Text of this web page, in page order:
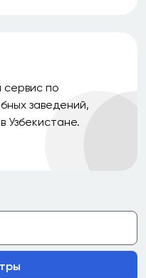
по
заведений,
Узбекистане.